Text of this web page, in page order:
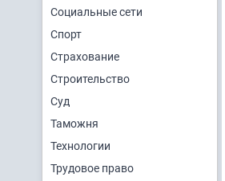
Социальные сети
Спорт
Страхование
Строительство
Суд
Таможня
Технологии
Трудовое право